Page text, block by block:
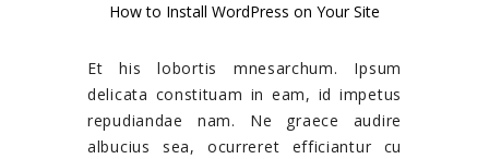
How to Install WordPress on Your Site
Et his lobortis mnesarchum. Ipsum
delicata constituam in eam, id impetus
repudiandae nam. Ne graece audire
albucius sea, ocurreret efficiantur cu